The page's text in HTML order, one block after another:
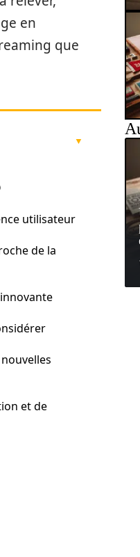
en
que
utilisateur
de la
et de